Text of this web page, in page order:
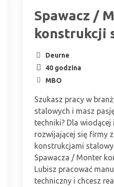
Spawacz /
konstrukcji
Deurne
40 godzina
MBO
Szukasz pracy w
stalowych i masz
techniki? Dla
rozwijającej się firmy
konstrukcjami
Spawacza / Monter
Lubisz pracować
techniczny i chcesz